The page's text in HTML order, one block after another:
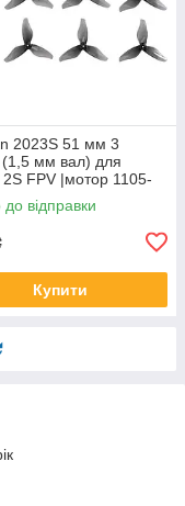
2023S 51 мм 3
(1,5 мм вал) для
2S FPV |мотор 1105-
шт, Clear Gray)
до відправки
Купити